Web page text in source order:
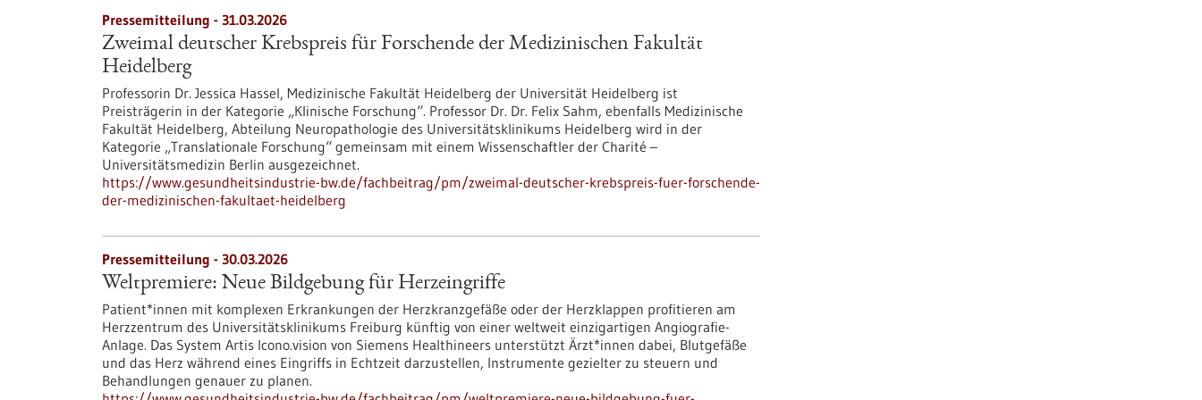
Pressemitteilung - 31.03.2026
Zweimal deutscher Krebspreis für Forschende der Medizinischen Fakultät
Heidelberg
Professorin Dr. Jessica Hassel, Medizinische Fakultät Heidelberg der Universität Heidelberg ist
Preisträgerin in der Kategorie „Klinische Forschung“. Professor Dr. Dr. Felix Sahm, ebenfalls Medizinische
Fakultät Heidelberg, Abteilung Neuropathologie des Universitätsklinikums Heidelberg wird in der
Kategorie „Translationale Forschung“ gemeinsam mit einem Wissenschaftler der Charité –
Universitätsmedizin Berlin ausgezeichnet.
https://www.gesundheitsindustrie-bw.de/fachbeitrag/pm/zweimal-deutscher-krebspreis-fuer-forschende-
der-medizinischen-fakultaet-heidelberg
Pressemitteilung - 30.03.2026
Weltpremiere: Neue Bildgebung für Herzeingriffe
Patient*innen mit komplexen Erkrankungen der Herzkranzgefäße oder der Herzklappen profitieren am
Herzzentrum des Universitätsklinikums Freiburg künftig von einer weltweit einzigartigen Angiografie-
Anlage. Das System Artis Icono.vision von Siemens Healthineers unterstützt Ärzt*innen dabei, Blutgefäße
und das Herz während eines Eingriffs in Echtzeit darzustellen, Instrumente gezielter zu steuern und
Behandlungen genauer zu planen.